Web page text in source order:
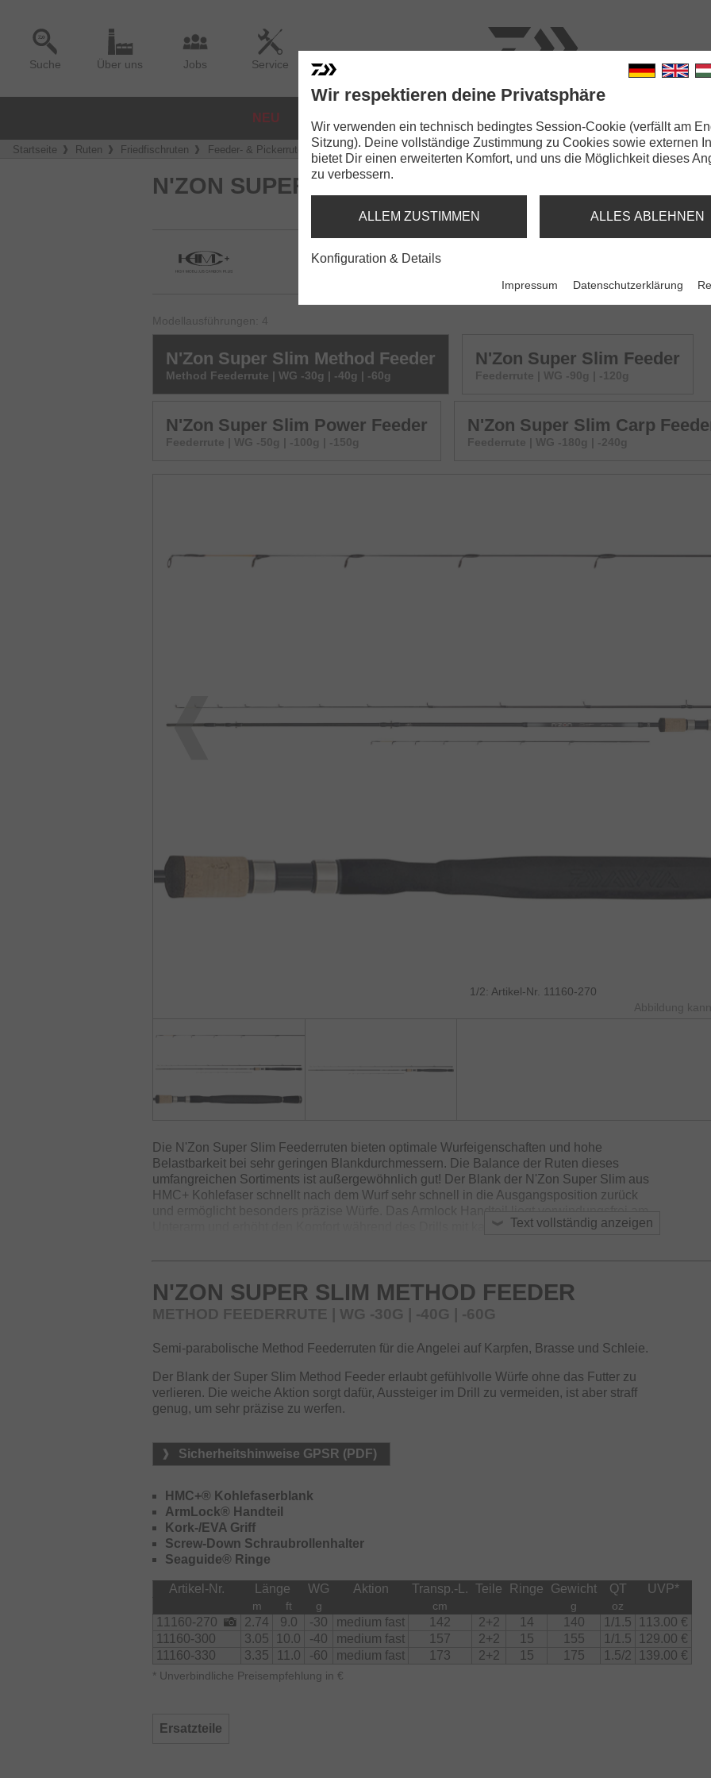
Suche Über uns Jobs Service
NEU
Startseite Ruten Friedfischruten Feeder- & Pickerruten N'Zon Super Slim Method Feeder
N'ZON SUPER SLIM FEEDER
Modellausführungen: 4
N'Zon Super Slim Method Feeder
Method Feederrute | WG -30g | -40g | -60g
N'Zon Super Slim Feeder
Feederrute | WG -90g | -120g
N'Zon Super Slim Power Feeder
Feederrute | WG -50g | -100g | -150g
N'Zon Super Slim Carp
Feederrute | WG -180g | -240g
1/2: Artikel-Nr. 11160-270
Abbildung
Text vollständig anzeigen
Die N'Zon Super Slim Feederruten bieten optimale Wurfeigenschaften und hohe
Belastbarkeit bei sehr geringen Blankdurchmessern. Die Balance der Ruten dieses
umfangreichen Sortiments ist außergewöhnlich gut! Der Blank der N'Zon Super Slim aus
HMC+ Kohlefaser schnellt nach dem Wurf sehr schnell in die Ausgangsposition zurück
und ermöglicht besonders präzise Würfe. Das Armlock Handteil liegt verwindungsfrei am
Unterarm und erhöht den Komfort während des Drills mit kampfstarken Fischen enorm.
im Nahbereich sowie auf große Distanze. Auch für das Angeln in starker Strömung sowie
für den Ansitz auf große Karpfen bietet dieses Sortiment stets das passende Modell.
N'ZON SUPER SLIM METHOD FEEDER
METHOD FEEDERRUTE | WG -30G | -40G | -60G
Semi-parabolische Method Feederruten für die Angelei auf Karpfen, Brasse und Schleie.
Der Blank der Super Slim Method Feeder erlaubt gefühlvolle Würfe ohne das Futter zu
verlieren. Die weiche Aktion sorgt dafür, Aussteiger im Drill zu vermeiden, ist aber straff
genug, um sehr präzise zu werfen.
Sicherheitshinweise GPSR (PDF)
HMC+® Kohlefaserblank
ArmLock® Handteil
Kork-/EVA Griff
Screw-Down Schraubrollenhalter
Seaguide® Ringe
Artikel-Nr. Länge WG Aktion Transp.-L. Teile Ringe Gewicht QT UVP*
m ft g cm g oz
11160-270 2.74 9.0 -30 medium fast 142 2+2 14 140 1/1.5
113.00 €
11160-300
3.05 10.0 -40 medium fast 157 2+2 15 155 1/1.5
129.00 €
11160-330
3.35 11.0 -60 medium fast 173 2+2 15 175 1.5/2 139.00 €
* Unverbindliche Preisempfehlung in €
Ersatzteile
Wir respektieren deine Privatsphäre
Wir verwenden ein technisch bedingtes Session-Cookie (verfällt am
Sitzung). Deine vollständige Zustimmung zu Cookies sowie externen
bietet Dir einen erweiterten Komfort, und uns die Möglichkeit dieses
zu verbessern.
ALLEM ZUSTIMMEN ALLES ABLEHNEN
Konfiguration & Details
Impressum Datenschutzerklärung